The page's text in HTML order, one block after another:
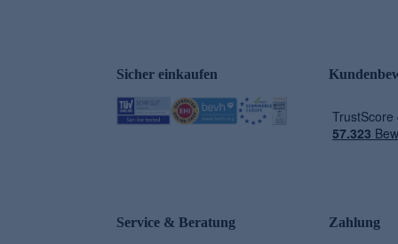
Sicher einkaufen
Service & Beratung Zahlung